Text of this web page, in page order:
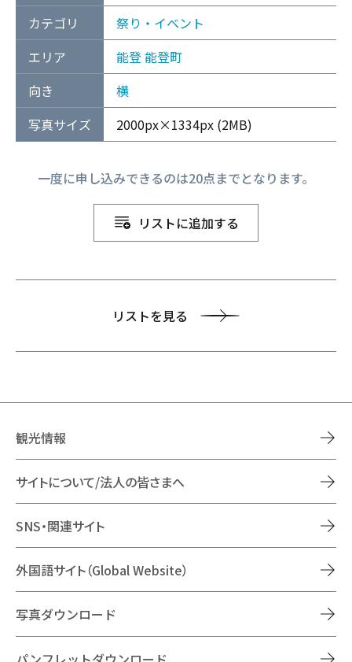
カテゴリ
祭り・イベント
エリア
能登能登町
向き
横
写真サイズ
2000px×1334px (2MB)
一度に申し込みできるのは20点までとなります。
リストに追加する
リストを見る
観光情報
サイトについて/法人の皆さまへ
SNS・関連サイト
外国語サイト（Global Website）
写真ダウンロード